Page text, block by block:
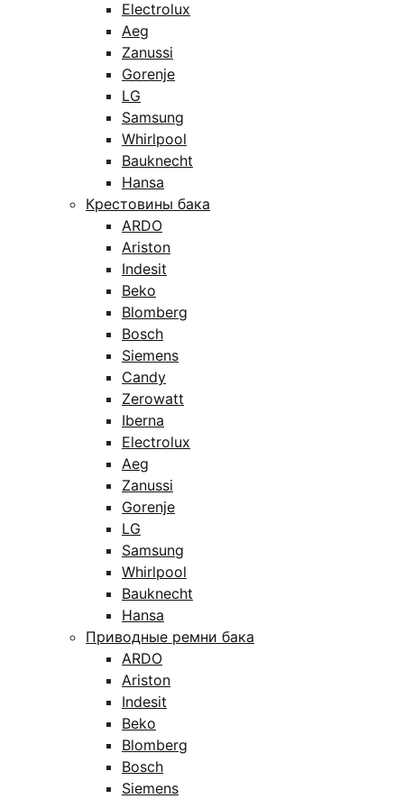
Electrolux
Aeg
Zanussi
Gorenje
LG
Samsung
Whirlpool
Bauknecht
Hansa
Крестовины бака
ARDO
Ariston
Indesit
Beko
Blomberg
Bosch
Siemens
Candy
Zerowatt
Iberna
Electrolux
Aeg
Zanussi
Gorenje
LG
Samsung
Whirlpool
Bauknecht
Hansa
Приводные ремни бака
ARDO
Ariston
Indesit
Beko
Blomberg
Bosch
Siemens